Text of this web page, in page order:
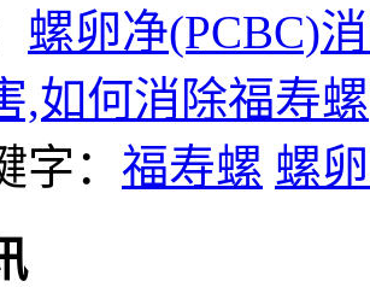
螺卵净(PCBC)
,如何消除福寿螺
字： 福寿螺 螺